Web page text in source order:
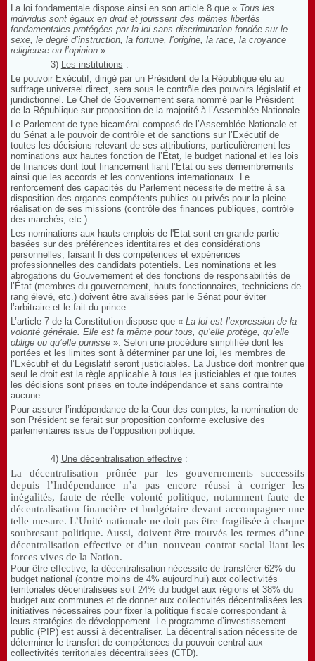
La loi fondamentale dispose ainsi en son article 8 que « Tous les
individus sont égaux en droit et jouissent des mêmes libertés
fondamentales protégées par la loi sans discrimination fondée sur le
sexe, le degré d’instruction, la fortune, l’origine, la race, la croyance
religieuse ou l’opinion ».
3) Les institutions :
Le pouvoir Exécutif, dirigé par un Président de la République élu au
suffrage universel direct, sera sous le contrôle des pouvoirs législatif et
juridictionnel. Le Chef de Gouvernement sera nommé par le Président
de la République sur proposition de la majorité à l’Assemblée Nationale.
Le Parlement de type bicaméral composé de l’Assemblée Nationale et
du Sénat a le pouvoir de contrôle et de sanctions sur l’Exécutif de
toutes les décisions relevant de ses attributions, particulièrement les
nominations aux hautes fonction de l’État, le budget national et les lois
de finances dont tout financement liant l’État ou ses démembrements
ainsi que les accords et les conventions internationaux. Le
renforcement des capacités du Parlement nécessite de mettre à sa
disposition des organes compétents publics ou privés pour la pleine
réalisation de ses missions (contrôle des finances publiques, contrôle
des marchés, etc.).
Les nominations aux hauts emplois de l'Etat sont en grande partie
basées sur des préférences identitaires et des considérations
personnelles, faisant fi des compétences et expériences
professionnelles des candidats potentiels. Les nominations et les
abrogations du Gouvernement et des fonctions de responsabilités de
l’État (membres du gouvernement, hauts fonctionnaires, techniciens de
rang élevé, etc.) doivent être avalisées par le Sénat pour éviter
l’arbitraire et le fait du prince.
L’article 7 de la Constitution dispose que « La loi est l’expression de la
volonté générale. Elle est la même pour tous, qu’elle protège, qu’elle
oblige ou qu’elle punisse ». Selon une procédure simplifiée dont les
portées et les limites sont à déterminer par une loi, les membres de
l’Exécutif et du Législatif seront justiciables. La Justice doit montrer que
seul le droit est la règle applicable à tous les justiciables et que toutes
les décisions sont prises en toute indépendance et sans contrainte
aucune.
Pour assurer l’indépendance de la Cour des comptes, la nomination de
son Président se ferait sur proposition conforme exclusive des
parlementaires issus de l’opposition politique.
4) Une décentralisation effective :
La décentralisation prônée par les gouvernements successifs
depuis l’Indépendance n’a pas encore réussi à corriger les
inégalités, faute de réelle volonté politique, notamment faute de
décentralisation financière et budgétaire devant accompagner une
telle mesure. L’Unité nationale ne doit pas être fragilisée à chaque
soubresaut politique. Aussi, doivent être trouvés les termes d’une
décentralisation effective et d’un nouveau contrat social liant les
forces vives de la Nation.
Pour être effective, la décentralisation nécessite de transférer 62% du
budget national (contre moins de 4% aujourd’hui) aux collectivités
territoriales décentralisées soit 24% du budget aux régions et 38% du
budget aux communes et de donner aux collectivités décentralisées les
initiatives nécessaires pour fixer la politique fiscale correspondant à
leurs stratégies de développement. Le programme d’investissement
public (PIP) est aussi à décentraliser. La décentralisation nécessite de
déterminer le transfert de compétences du pouvoir central aux
collectivités territoriales décentralisées (CTD).